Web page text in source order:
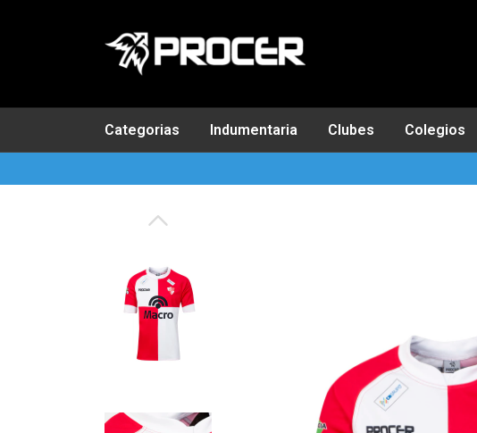
Categorias Indumentaria Clubes Colegios